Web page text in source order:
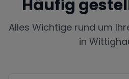
Häufig
Alles Wichtige rund um
in